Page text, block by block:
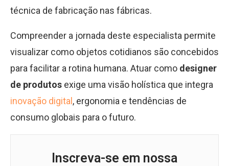
técnica de fabricação nas fábricas.
Compreender a jornada deste especialista permite
visualizar como objetos cotidianos são concebidos
para facilitar a rotina humana. Atuar como designer
de produtos exige uma visão holística que integra
inovação digital , ergonomia e tendências de
consumo globais para o futuro.
Inscreva-se em nossa